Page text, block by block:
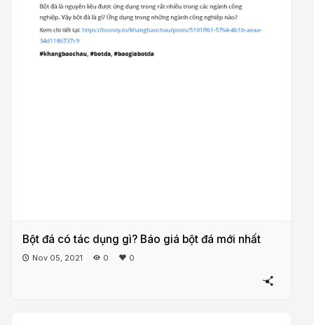
Bột đá có tác dụng gì? Báo giá bột đá mới nhất
Nov 05, 2021 0 0